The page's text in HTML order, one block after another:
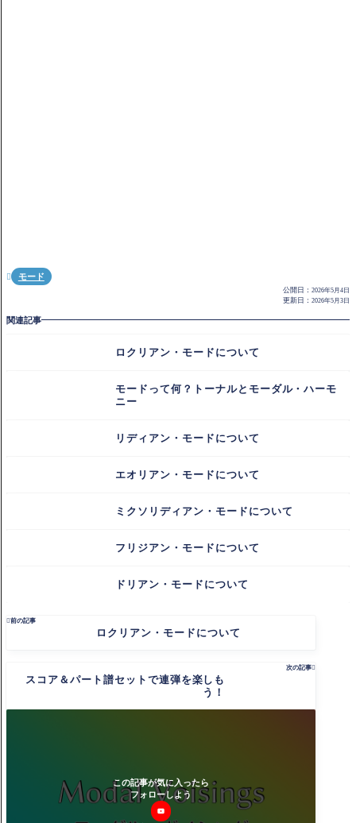
 モード
公開日： 2026年5月4日
更新日： 2026年5月3日
関連記事
ロクリアン・モードについて
モードって何？トーナルとモーダル・ハーモ
ニー
リディアン・モードについて
エオリアン・モードについて
ミクソリディアン・モードについて
フリジアン・モードについて
ドリアン・モードについて
前の記事
ロクリアン・モードについて
次の記事
スコア＆パート譜セットで連弾を楽しも
う！
この記事が気に入ったら
フォローしよう